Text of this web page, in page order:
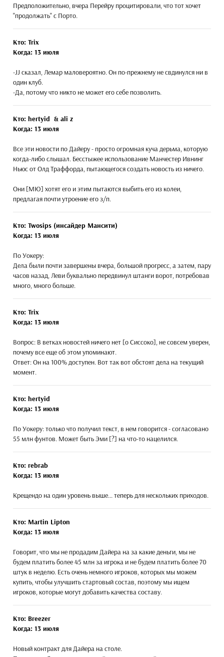
Предположительно, вчера Перейру процитировали, что тот хочет
"продолжать" с Порто.
Кто: Trix
Когда: 13 июля
-JJ сказал, Лемар маловероятно. Он по-прежнему не свдинулся ни в
один клуб.
-Да, потому что никто не может его себе позволить.
Кто: hertyid & ali z
Когда: 13 июля
Все эти новости по Дайеру - просто огромная куча дерьма, которую
когда-либо слышал. Бесстыжее использование Манчестер Ивнинг
Ньюс от Олд Траффорда, пытающегося создать новость из ничего.
Они [МЮ] хотят его и этим пытаются выбить его из колеи,
предлагая почти утроение его з/п.
Кто: Twosips (инсайдер Мансити)
Когда: 13 июля
По Уокеру:
Дела были почти завершены вчера, большой прогресс, а затем, пару
часов назад, Леви буквально передвинул штанги ворот, потребовав
много, много больше.
Кто: Trix
Когда: 13 июля
Вопрос: В ветках новостей ничего нет [о Сиссоко], не совсем уверен,
почему все еще об этом упоминают.
Ответ: Он на 100% доступен. Вот так вот обстоят дела на текущий
момент.
Кто: hertyid
Когда: 13 июля
По Уокеру: только что получил текст, в нем говорится - согласовано
55 млн фунтов. Может быть Эми [?] на что-то нацелился.
Кто: rebrab
Когда: 13 июля
Крещендо на один уровень выше... теперь для нескольких приходов.
Кто: Martin Lipton
Когда: 13 июля
Говорит, что мы не продадим Дайера на за какие деньги, мы не
будем платить более 45 млн за игрока и не будем платить более 70
штук в неделю. Есть очень немного игроков, которых мы можем
купить, чтобы улучшить стартовый состав, поэтому мы ищем
игроков, которые могут добавить качества составу.
Кто: Breezer
Когда: 13 июля
Новый контракт для Дайера на столе.